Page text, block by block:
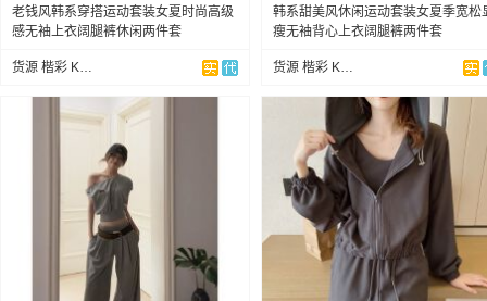
老钱风韩系穿搭运动套装女夏时尚高级
感无袖上衣阔腿裤休闲两件套
货源 楷彩 KAICAI
韩系甜美风休闲运动套装女夏季宽松
瘦无袖背心上衣阔腿裤两件套
货源 楷彩 KAICAI